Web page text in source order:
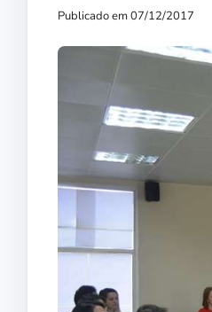
Publicado em 07/12/2017